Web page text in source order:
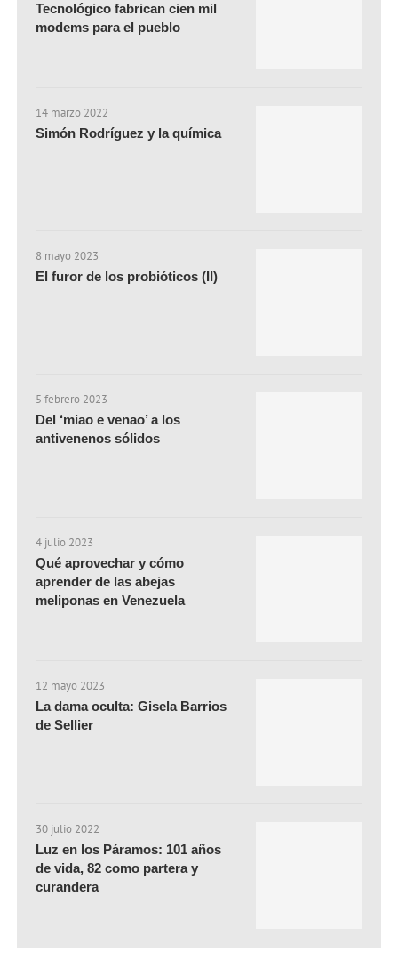
Tecnológico fabrican cien mil
modems para el pueblo
14 marzo 2022
Simón Rodríguez y la química
8 mayo 2023
El furor de los probióticos (II)
5 febrero 2023
Del ‘miao e venao’ a los
antivenenos sólidos
4 julio 2023
Qué aprovechar y cómo
aprender de las abejas
meliponas en Venezuela
12 mayo 2023
La dama oculta: Gisela Barrios
de Sellier
30 julio 2022
Luz en los Páramos: 101 años
de vida, 82 como partera y
curandera